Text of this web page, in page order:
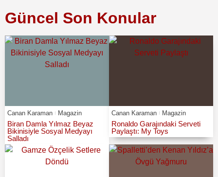
Güncel Son Konular
Canan Karaman Magazin
Biran Damla Yılmaz Beyaz
Bikinisiyle Sosyal Medyayı
Salladı
Canan Karaman Magazin
Ronaldo Garajındaki Serveti
Paylaştı: My Toys